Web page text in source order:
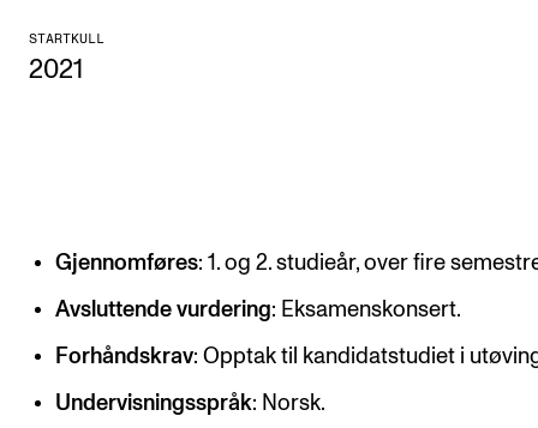
Søknad og opptak
FORSKNING
CERM
CREMAH
STARTKULL
2021
Gjennomføres: 1. og 2. studieår, over fire
Avsluttende vurdering: Eksamenskonsert.
Forhåndskrav: Opptak til kandidatstudiet i
Undervisningsspråk: Norsk.